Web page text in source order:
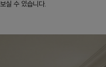
실 수 있습니다.